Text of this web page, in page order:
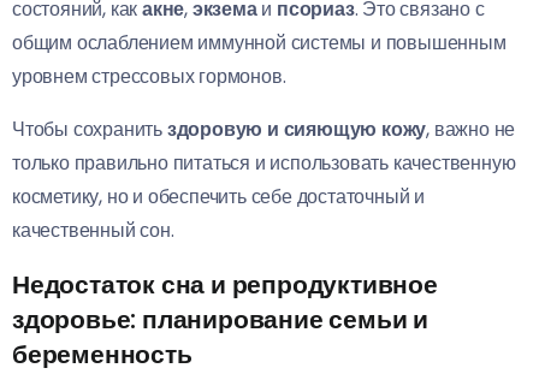
состояний, какакне,экземаи псориаз. Это связано с
общим ослаблением иммунной системы и повышенным
уровнем стрессовых гормонов.
Чтобы сохранитьздоровую и сияющую кожу, важно не
только правильно питаться и использовать качественную
косметику, но и обеспечить себе достаточный и
качественный сон.
Недостаток сна и репродуктивное
здоровье: планирование семьи и
беременность